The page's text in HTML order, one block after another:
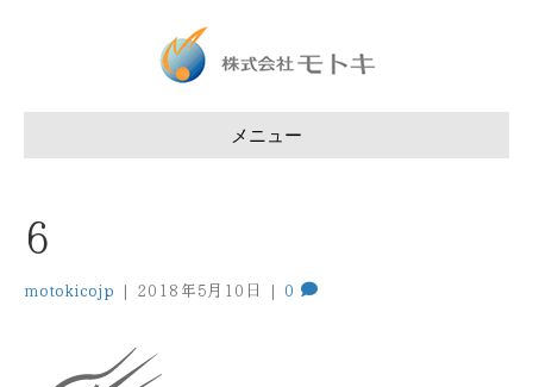
メニュー
6
motokicojp | 2018年5月10日 | 0